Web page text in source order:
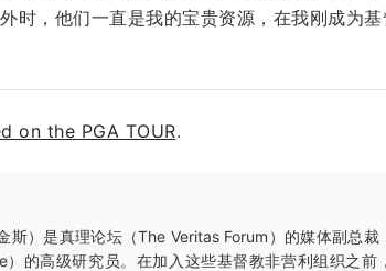
时，他们一直是我的宝贵资源，在我刚成为
on the PGA TOUR.
金斯）是真理论坛（The Veritas Forum）的媒体副总
的高级研究员。在加入这些基督教非营利组织之前